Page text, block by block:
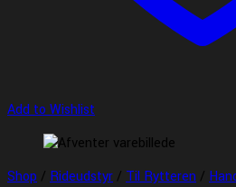
Add to Wishlist
Shop / Rideudstyr / Til Rytteren /